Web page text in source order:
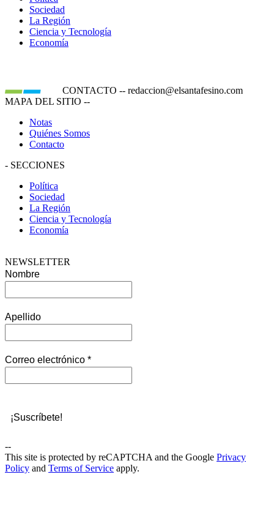
Sociedad
La Región
Ciencia y Tecnología
Economía
CONTACTO -- redaccion@elsantafesino.com
MAPA DEL SITIO --
Notas
Quiénes Somos
Contacto
- SECCIONES
Política
Sociedad
La Región
Ciencia y Tecnología
Economía
NEWSLETTER
Nombre
Apellido
Correo electrónico *
--
This site is protected by reCAPTCHA and the Google Privacy
Policy and Terms of Service apply.